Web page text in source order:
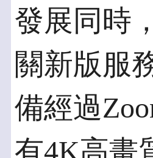
發展同時
關新版服
備經過
有4K高畫